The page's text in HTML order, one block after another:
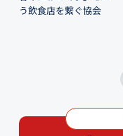
う飲食店を繋ぐ協会